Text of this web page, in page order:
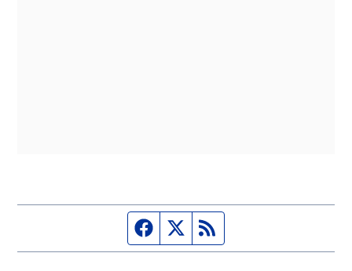
Página de Facebook
Fuente Twitter